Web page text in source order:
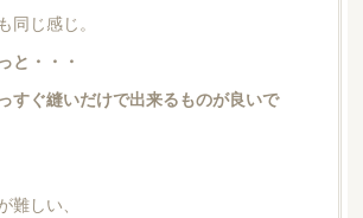
同じ感じ。
と・・・
すぐ縫いだけで出来るものが良いで
しい、